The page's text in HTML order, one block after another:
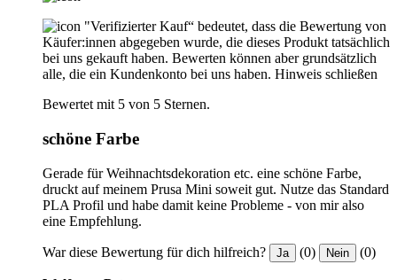
"Verifizierter Kauf“ bedeutet, dass die Bewertung von
Käufer:innen abgegeben wurde, die dieses Produkt tatsächlich
bei uns gekauft haben. Bewerten können aber grundsätzlich
alle, die ein Kundenkonto bei uns haben. Hinweis schließen
Bewertet mit 5 von 5 Sternen.
schöne Farbe
Gerade für Weihnachtsdekoration etc. eine schöne Farbe,
druckt auf meinem Prusa Mini soweit gut. Nutze das Standard
PLA Profil und habe damit keine Probleme - von mir also
eine Empfehlung.
War diese Bewertung für dich hilfreich? Ja (0) Nein (0)